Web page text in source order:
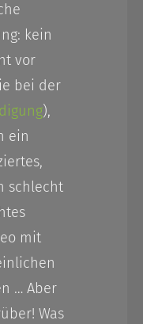
kein
vor
bei der
),
ein
schlecht
mit
… Aber
Was